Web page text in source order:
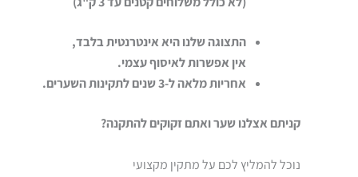
התצוגה שלנו היא אינטרנטית בלבד,
אין אפשרות לאיסוף עצמי.
אחריות מלאה ל-3 שנים לתקינות השערים.
קניתם אצלנו שער ואתם זקוקים להתקנה?
נוכל להמליץ לכם על מתקין מקצועי